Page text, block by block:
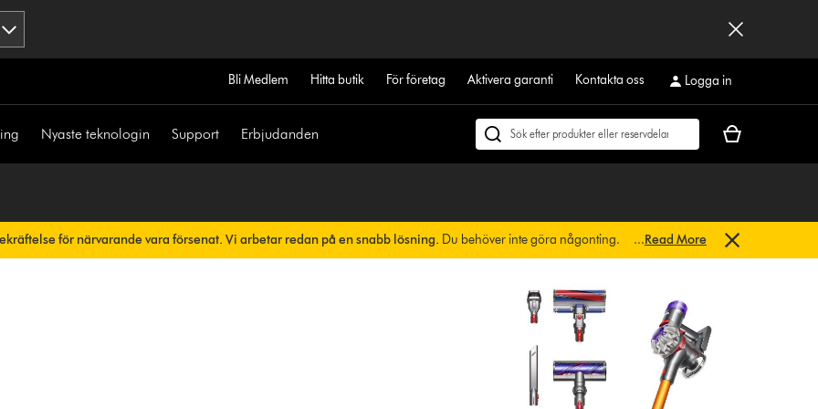
Bli Medlem Hitta butik För företag Aktivera garanti Kontakta oss Logga in
Nyaste teknologin Support Erbjudanden
Sök
Kundvagnen
för närvarande vara försenat. Vi arbetar redan på en snabb lösning. Du behöver inte göra någonting.
...Read More